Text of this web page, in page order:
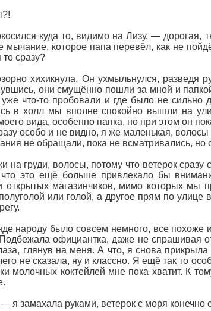
куда то, видимо на Лизу, — дорогая,
мычание, которое папа перевёл, как не
сразу?
хихикнула. Он ухмыльнулся,
они смущённо пошли за мной и
что-то пробовали и где было не сильно
в холл мы вполне спокойно вышли на
вида, особенно папка, но при этом он
особо и не видно, я же маленькая,
не обращали, пока не всматривались,
на груди, волосы, потому что ветерок
это ещё больше привлекало бы
открытых магазинчиков, мимо которых мы
или голой, а другое прям по
народу было совсем немного, все похоже
официантка, даже не спрашивая
глянув на меня. А что, я снова
не сказала, ну и классно. Я ещё так то
молочных коктейлей мне пока хватит. К
замахала руками, ветерок с моря конечно